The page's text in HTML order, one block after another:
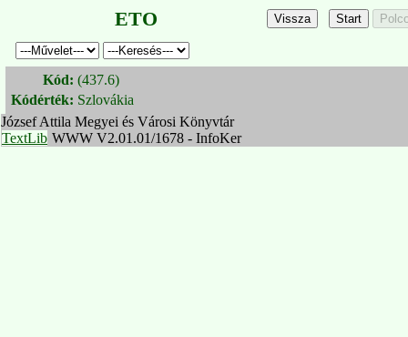
ETO
Kód: (437.6)
Kódérték: Szlovákia
József Attila Megyei és Városi Könyvtár
TextLib WWW V2.01.01/1678 - InfoKer